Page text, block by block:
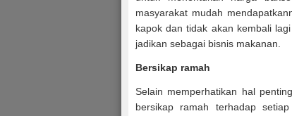
masyarakat mudah
kapok dan tidak akan kembali
jadikan sebagai bisnis makanan.
Bersikap ramah
Selain memperhatikan hal
bersikap ramah terhadap